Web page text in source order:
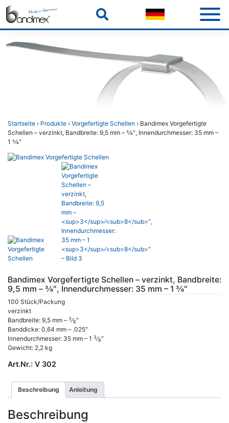
Skip
content
Startseite › Produkte › Vorgefertigte Schellen › Bandimex Vorgefertigte
Schellen – verzinkt, Bandbreite: 9,5 mm – 3⁄8″, Innendurchmesser: 35 mm –
1 3⁄8″
Bandimex Vorgefertigte Schellen – verzinkt, Bandbreite:
9,5 mm – 3⁄8″, Innendurchmesser: 35 mm – 1 3⁄8″
100 Stück/Packung
verzinkt
Bandbreite: 9,5 mm – 3⁄8″
Banddicke: 0,64 mm – .025″
Innendurchmesser: 35 mm – 1 3⁄8″
Gewicht: 2,2 kg
Art.Nr.: V 302
Beschreibung Anleitung
Beschreibung